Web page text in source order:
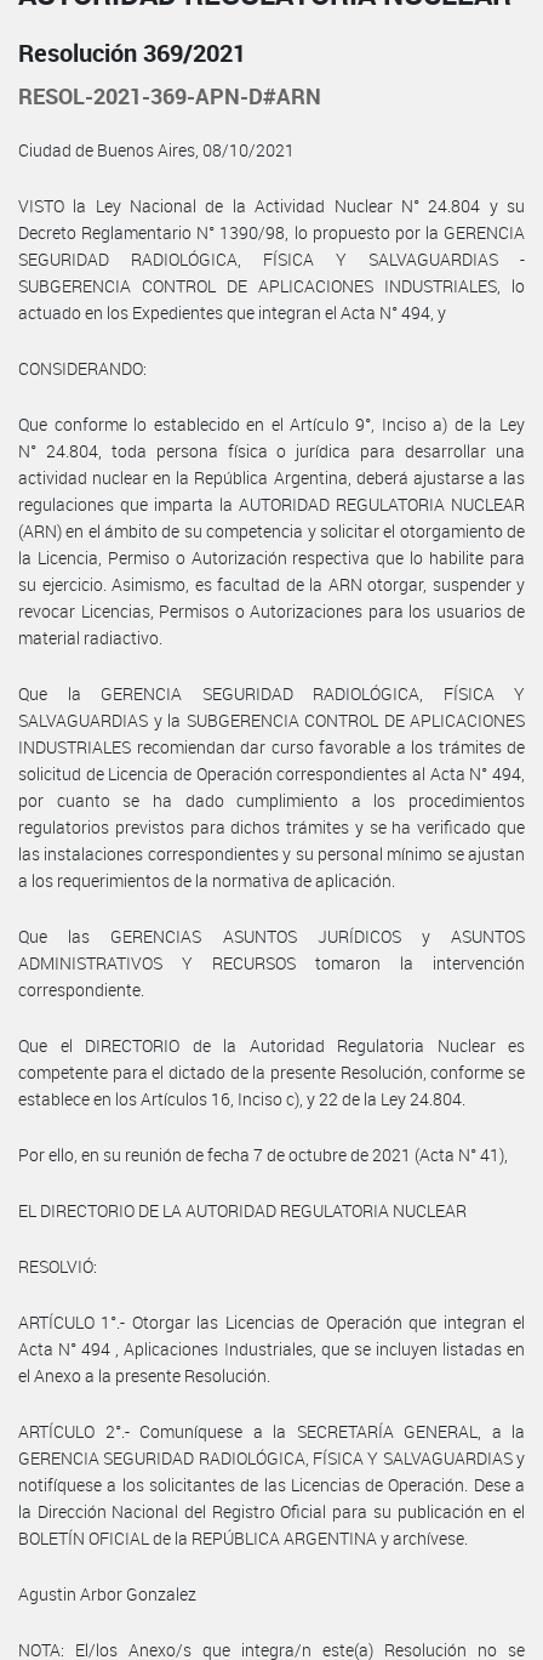
Resolución 369/2021
RESOL-2021-369-APN-D#ARN
Ciudad de Buenos Aires, 08/10/2021
VISTO la Ley Nacional de la Actividad Nuclear N° 24.804 y su
Decreto Reglamentario N° 1390/98, lo propuesto por la GERENCIA
SEGURIDAD RADIOLÓGICA, FÍSICA Y SALVAGUARDIAS -
SUBGERENCIA CONTROL DE APLICACIONES INDUSTRIALES, lo
actuado en los Expedientes que integran el Acta N° 494, y
CONSIDERANDO:
Que conforme lo establecido en el Artículo 9°, Inciso a) de la Ley
N° 24.804, toda persona física o jurídica para desarrollar una
actividad nuclear en la República Argentina, deberá ajustarse a las
regulaciones que imparta la AUTORIDAD REGULATORIA NUCLEAR
(ARN) en el ámbito de su competencia y solicitar el otorgamiento de
la Licencia, Permiso o Autorización respectiva que lo habilite para
su ejercicio. Asimismo, es facultad de la ARN otorgar, suspender y
revocar Licencias, Permisos o Autorizaciones para los usuarios de
material radiactivo.
Que la GERENCIA SEGURIDAD RADIOLÓGICA, FÍSICA Y
SALVAGUARDIAS y la SUBGERENCIA CONTROL DE APLICACIONES
INDUSTRIALES recomiendan dar curso favorable a los trámites de
solicitud de Licencia de Operación correspondientes al Acta N° 494,
por cuanto se ha dado cumplimiento a los procedimientos
regulatorios previstos para dichos trámites y se ha verificado que
las instalaciones correspondientes y su personal mínimo se ajustan
a los requerimientos de la normativa de aplicación.
Que las GERENCIAS ASUNTOS JURÍDICOS y ASUNTOS
ADMINISTRATIVOS Y RECURSOS tomaron la intervención
correspondiente.
Que el DIRECTORIO de la Autoridad Regulatoria Nuclear es
competente para el dictado de la presente Resolución, conforme se
establece en los Artículos 16, Inciso c), y 22 de la Ley 24.804.
Por ello, en su reunión de fecha 7 de octubre de 2021 (Acta N° 41),
EL DIRECTORIO DE LA AUTORIDAD REGULATORIA NUCLEAR
RESOLVIÓ:
ARTÍCULO 1°.- Otorgar las Licencias de Operación que integran el
Acta N° 494 , Aplicaciones Industriales, que se incluyen listadas en
el Anexo a la presente Resolución.
ARTÍCULO 2°.- Comuníquese a la SECRETARÍA GENERAL, a la
GERENCIA SEGURIDAD RADIOLÓGICA, FÍSICA Y SALVAGUARDIAS y
notifíquese a los solicitantes de las Licencias de Operación. Dese a
la Dirección Nacional del Registro Oficial para su publicación en el
BOLETÍN OFICIAL de la REPÚBLICA ARGENTINA y archívese.
Agustin Arbor Gonzalez
NOTA: El/los Anexo/s que integra/n este(a) Resolución no se